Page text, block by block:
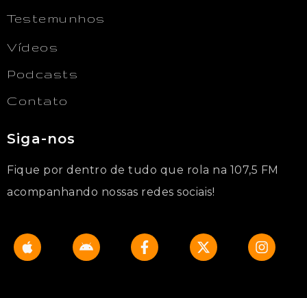
Testemunhos
Vídeos
Podcasts
Contato
Siga-nos
Fique por dentro de tudo que rola na 107,5 FM
acompanhando nossas redes sociais!